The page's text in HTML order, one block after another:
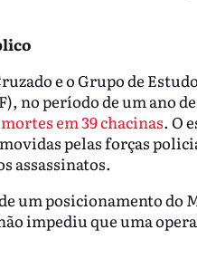
e o Grupo de
no período de um ano de
em 39 chacinas. O
pelas forças
assassinatos.
um posicionamento
impediu que uma